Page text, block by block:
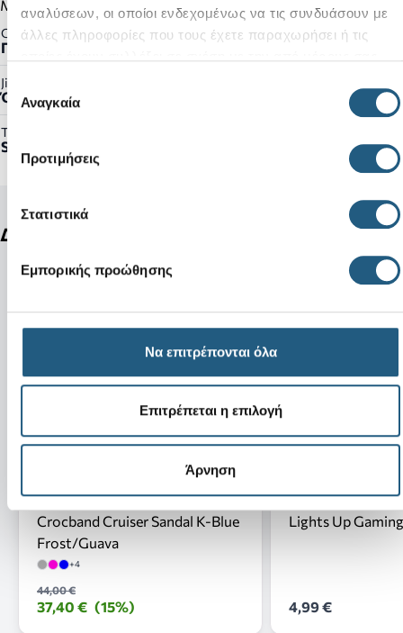
αναλύσεων, οι οποίοι ενδεχομένως να τις συνδυάσουν με
άλλες πληροφορίες που τους έχετε παραχωρήσει ή τις
Επιλογή
συγκατάθεσης
Αναγκαία
Προτιμήσεις
Στατιστικά
Εμπορικής προώθησης
Να επιτρέπονται όλα
Επιτρέπεται η επιλογή
Άρνηση
Μαλακός πάτος Croslite™
Gender:
Γυναικείο
Jibbitz™ Ready:
Όχι
Τύπος Προϊόντος:
Sandals
Δείτε ακόμη
Crocband Cruiser Sandal K-Blue
Frost/Guava
+4
44,00 €
37,40 € (15%)
Lights Up
4,99 €